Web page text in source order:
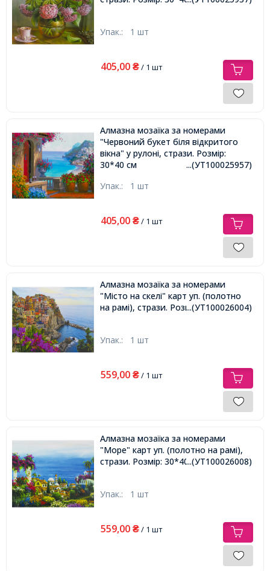
Упак.: 1 шт
405,00 ₴/ 1 шт
Алмазна мозаїка за номерами
"Червоний букет біля відкритого
вікна" у рулоні, стрази. Розмір:
30*40 см
...(УТ100025957)
Упак.: 1 шт
405,00 ₴/ 1 шт
Алмазна мозаїка за номерами
"Місто на скелі" карт уп. (полотно
на рамі), стрази. Розмір: 30*40 см
...(УТ100026004)
Упак.: 1 шт
559,00 ₴/ 1 шт
Алмазна мозаїка за номерами
"Море" карт уп. (полотно на рамі),
стрази. Розмір: 30*40 см...(УТ100026008)
Упак.: 1 шт
559,00 ₴/ 1 шт